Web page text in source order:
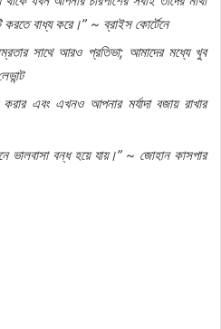
করতে বাধ্য করে।” ~ ব্রাইস কোর্টেনে
সাথে আরও প্রতিভা; আমাদের মধ্যে খুব
করার এবং এখনও আপনার মর্যাদা বজায় রাখার
ভালবাসা বন্ধ হয়ে যায়।” ~ জোহান কাসপার